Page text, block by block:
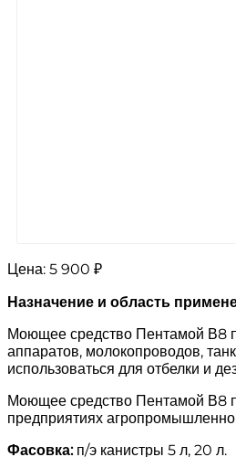
Цена: 5 900 ₽
Назначение и область
Моющее средство Пентамой В8
аппаратов, молокопроводов,
использоваться для отбелки и
Моющее средство Пентамой В8
предприятиях
Фасовка: п/э канистры 5 л, 20 л.